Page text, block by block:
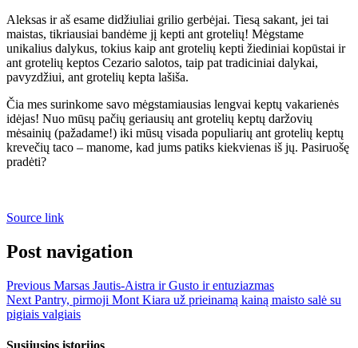
Aleksas ir aš esame didžiuliai grilio gerbėjai. Tiesą sakant, jei tai
maistas, tikriausiai bandėme jį kepti ant grotelių! Mėgstame
unikalius dalykus, tokius kaip ant grotelių kepti žiediniai kopūstai ir
ant grotelių keptos Cezario salotos, taip pat tradiciniai dalykai,
pavyzdžiui, ant grotelių kepta lašiša.
Čia mes surinkome savo mėgstamiausias lengvai keptų vakarienės
idėjas! Nuo mūsų pačių geriausių ant grotelių keptų daržovių
mėsainių (pažadame!) iki mūsų visada populiarių ant grotelių keptų
krevečių taco – manome, kad jums patiks kiekvienas iš jų. Pasiruošę
pradėti?
Source link
Post navigation
Previous Marsas Jautis-Aistra ir Gusto ir entuziazmas
Next Pantry, pirmoji Mont Kiara už prieinamą kainą maisto salė su
pigiais valgiais
Susijusios istorijos